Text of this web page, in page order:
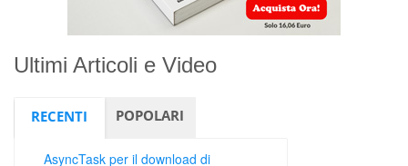
Ultimi Articoli e Video
RECENTI POPOLARI
AsyncTask per il download di